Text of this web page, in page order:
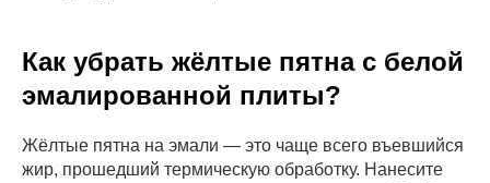
Как убрать жёлтые пятна с белой
эмалированной плиты?
Жёлтые пятна на эмали — это чаще всего въевшийся
жир, прошедший термическую обработку. Нанесите
Наши соцсети:
Мы на связи: